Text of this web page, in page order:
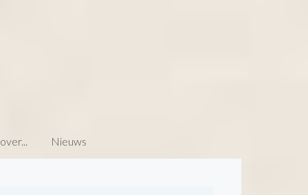
Nieuws